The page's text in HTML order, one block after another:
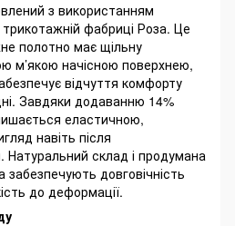
з використанням
трикотажній фабриці Роза. Це
полотно має щільну
м’якою начісною поверхнею,
відчуття комфорту
Завдяки додаванню 14%
еластичною,
навіть після
Натуральний склад і продумана
забезпечують довговічність
до деформації.